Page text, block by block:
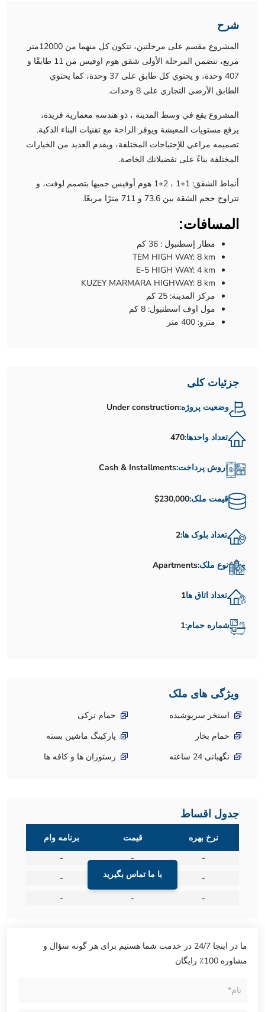
شرح
المشروع مقسم على مرحلتين، تتكون كل منهما من 12000متر
مربع، تتضمن المرحلة الأولى شقق هوم اوفيس من 11 طابقًا و
407 وحدة، و يحتوي كل طابق على 37 وحدة، كما يحتوي
الطابق الأرضي التجاري على 8 وحدات.
المشروع يقع في وسط المدينة ، ذو هندسه معمارية فريدة،
يرفع مستويات المعيشة ويوفر الراحة مع تقنيات البناء الذكية.
تصميمه مراعي للإحتياجات المختلفة، ويقدم العديد من الخيارات
المختلفة بناءً على تفضيلاتك الخاصة.
أنماط الشقق: 1+1 ، 2+1 هوم أوفيس جميها بتصمم لوفت، و
تتراوح حجم الشقة بين 73.6 و 711 مترًا مربعًا.
المسافات:
مطار إسطنبول : 36 كم
TEM HIGH WAY: 8 km
E-5 HIGH WAY: 4 km
KUZEY MARMARA HIGHWAY: 8 km
مركز المدينة: 25 كم
مول اوف اسطنبول: 8 كم
مترو: 400 متر
جزئیات کلی
وضعیت پروژه:Under construction
تعداد واحدها:470
روش پرداخت:Cash & Installments
قیمت ملک:$230,000
تعداد بلوک ها:2
نوع ملک:Apartments
تعداد اتاق ها1
شماره حمام:1
ویژگی های ملک
استخر سرپوشیده
حمام ترکی
حمام بخار
پارکینگ ماشین بسته
نگهبانی 24 ساعته
رستوران ها و کافه ها
جدول اقساط
با ما تماس بگیرید
نرخ بهره قیمت
برنامه وام
-
-
-
-
-
-
-
-
-
ما در اینجا 24/7 در خدمت شما هستیم برای هر گونه سؤال و
مشاوره 100٪ رایگان